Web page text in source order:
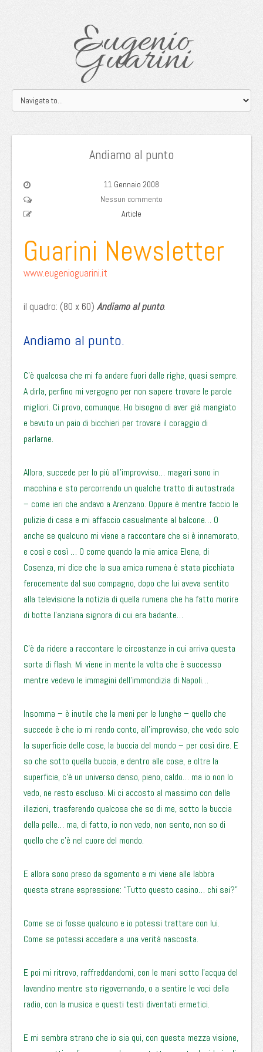
Eugenio
Guarini
Andiamo al punto
11 Gennaio 2008
Nessun commento
Article
Guarini Newsletter
www.eugenioguarini.it
il quadro: (80 x 60) Andiamo al punto.
Andiamo al punto.
C’è qualcosa che mi fa andare fuori dalle righe, quasi sempre.
A dirla, perfino mi vergogno per non sapere trovare le parole
migliori. Ci provo, comunque. Ho bisogno di aver già mangiato
e bevuto un paio di bicchieri per trovare il coraggio di
parlarne.
Allora, succede per lo più all’improvviso… magari sono in
macchina e sto percorrendo un qualche tratto di autostrada
– come ieri che andavo a Arenzano. Oppure è mentre faccio le
pulizie di casa e mi affaccio casualmente al balcone… O
anche se qualcuno mi viene a raccontare che si è innamorato,
e così e così … O come quando la mia amica Elena, di
Cosenza, mi dice che la sua amica rumena è stata picchiata
ferocemente dal suo compagno, dopo che lui aveva sentito
alla televisione la notizia di quella rumena che ha fatto morire
di botte l’anziana signora di cui era badante…
C’è da ridere a raccontare le circostanze in cui arriva questa
sorta di flash. Mi viene in mente la volta che è successo
mentre vedevo le immagini dell’immondizia di Napoli…
Insomma – è inutile che la meni per le lunghe – quello che
succede è che io mi rendo conto, all’improvviso, che vedo solo
la superficie delle cose, la buccia del mondo – per così dire. E
so che sotto quella buccia, e dentro alle cose, e oltre la
superficie, c’è un universo denso, pieno, caldo… ma io non lo
vedo, ne resto escluso. Mi ci accosto al massimo con delle
illazioni, trasferendo qualcosa che so di me, sotto la buccia
della pelle… ma, di fatto, io non vedo, non sento, non so di
quello che c’è nel cuore del mondo.
E allora sono preso da sgomento e mi viene alle labbra
questa strana espressione: “Tutto questo casino… chi sei?”
Come se ci fosse qualcuno e io potessi trattare con lui.
Come se potessi accedere a una verità nascosta.
E poi mi ritrovo, raffreddandomi, con le mani sotto l’acqua del
lavandino mentre sto rigovernando, o a sentire le voci della
radio, con la musica e questi testi diventati ermetici.
E mi sembra strano che io sia qui, con questa mezza visione,